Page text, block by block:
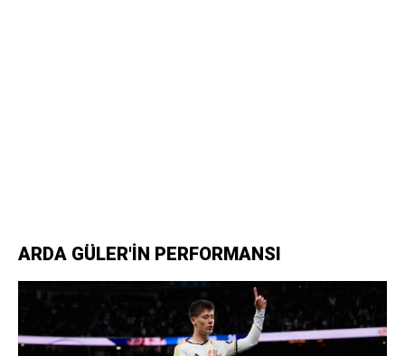
ARDA GÜLER'İN PERFORMANSI